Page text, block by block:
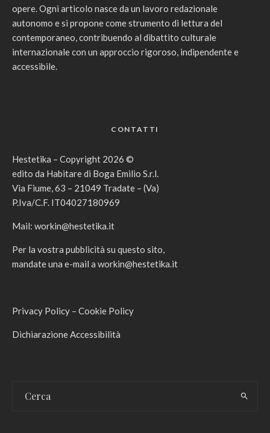
opere. Ogni articolo nasce da un lavoro redazionale
autonomo e si propone come strumento di lettura del
contemporaneo, contribuendo al dibattito culturale
internazionale con un approccio rigoroso, indipendente e
accessibile.
CONTATTI
Hestetika – Copyright 2026 ©
edito da Habitare di Boga Emilio S.r.l.
Via Fiume, 63 – 21049 Tradate – (Va)
P.Iva/C.F. IT04027180969
Mail: workin@hestetika.it
Per la vostra pubblicità su questo sito,
mandate una e-mail a workin@hestetika.it
Privacy Policy – Cookie Policy
Dichiarazione Accessibilità